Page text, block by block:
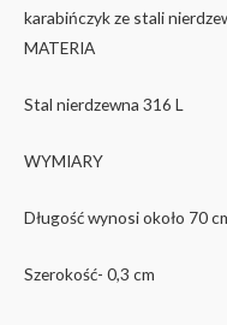
karabińczyk ze stali
MATERIA
Stal nierdzewna 316 L
WYMIARY
Długość wynosi około 70
Szerokość- 0,3 cm